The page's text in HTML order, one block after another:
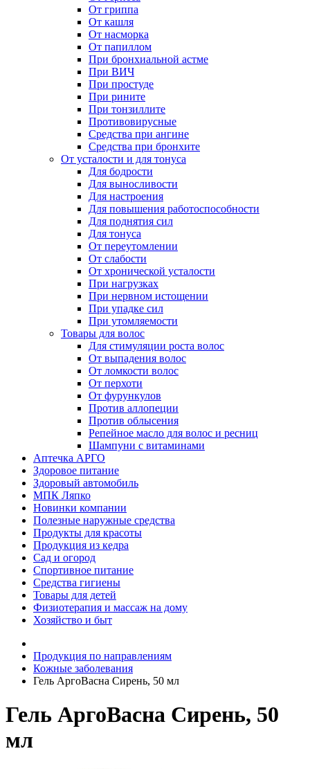
От гриппа
От кашля
От насморка
От папиллом
При бронхиальной астме
При ВИЧ
При простуде
При рините
При тонзиллите
Противовирусные
Средства при ангине
Средства при бронхите
От усталости и для тонуса
Для бодрости
Для выносливости
Для настроения
Для повышения работоспособности
Для поднятия сил
Для тонуса
От переутомлении
От слабости
От хронической усталости
При нагрузках
При нервном истощении
При упадке сил
При утомляемости
Товары для волос
Для стимуляции роста волос
От выпадения волос
От ломкости волос
От перхоти
От фурункулов
Против аллопеции
Против облысения
Репейное масло для волос и ресниц
Шампуни с витаминами
Аптечка АРГО
Здоровое питание
Здоровый автомобиль
МПК Ляпко
Новинки компании
Полезные наружные средства
Продукты для красоты
Продукция из кедра
Сад и огород
Спортивное питание
Средства гигиены
Товары для детей
Физиотерапия и массаж на дому
Хозяйство и быт
Продукция по направлениям
Кожные заболевания
Гель АргоВасна Сирень, 50 мл
Гель АргоВасна Сирень, 50
мл